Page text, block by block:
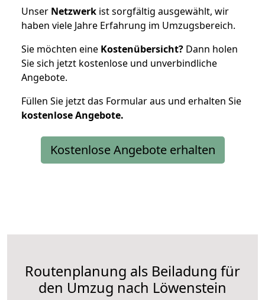
Unser Netzwerk ist sorgfältig ausgewählt, wir
haben viele Jahre Erfahrung im Umzugsbereich.
Sie möchten eine Kostenübersicht? Dann holen
Sie sich jetzt kostenlose und unverbindliche
Angebote.
Füllen Sie jetzt das Formular aus und erhalten Sie
kostenloseAngebote.
Kostenlose Angebote erhalten
Routenplanung als Beiladung für
den Umzug nach Löwenstein